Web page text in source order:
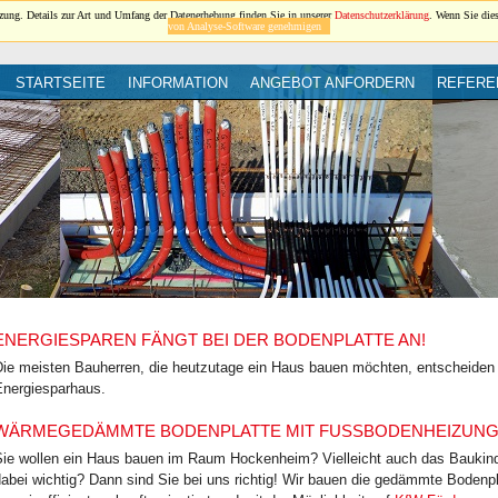
Details zur Art und Umfang der Datenerhebung finden Sie in unsererDatenschutzerklärung. Wenn Sie
von Analyse-Software genehmigen
STARTSEITE INFORMATION ANGEBOT ANFORDERN
FÄNGT BEI DER BODENPLATTE AN!
meisten Bauherren, die heutzutage ein Haus bauen möchten,
BODENPLATTE MIT FUSSBODENHEIZUNG
wollen ein Haus bauen im Raum Hockenheim? Vielleicht auch das
wichtig? Dann sind Sie bei uns richtig! Wir bauen die gedämmte